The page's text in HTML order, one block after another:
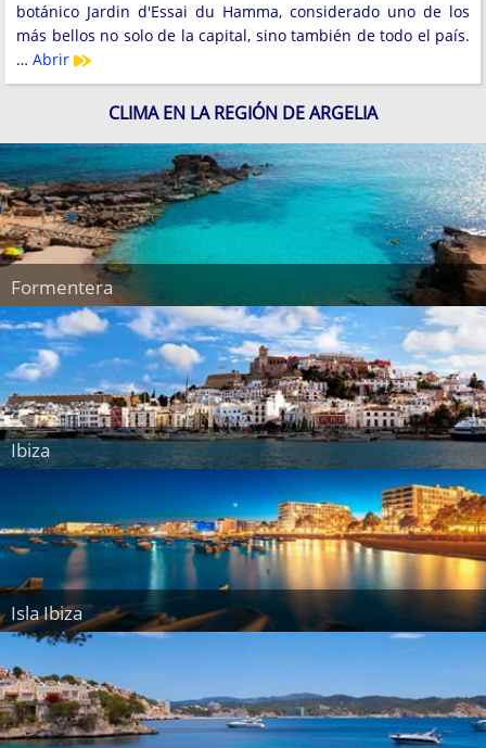
botánico Jardin d'Essai du Hamma, considerado uno de los
más bellos no solo de la capital, sino también de todo el país.
… Abrir
CLIMA EN LA REGIÓN DE ARGELIA
Formentera
Ibiza
Isla Ibiza